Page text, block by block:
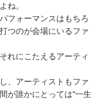
ね。
フォーマンスはもちろ
つのが会場にいるファ
れにこたえるアーティ
、アーティストもファ
が誰かにとっては“一生